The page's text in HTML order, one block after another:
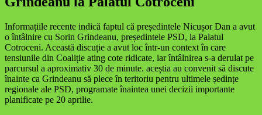
Informațiile recente indică faptul că președintele Nicușor Dan a avut
o întâlnire cu Sorin Grindeanu, președintele PSD, la Palatul
Cotroceni. Această discuție a avut loc într-un context în care
tensiunile din Coaliție ating cote ridicate, iar întâlnirea s-a derulat pe
parcursul a aproximativ 30 de minute. aceștia au convenit să discute
înainte ca Grindeanu să plece în teritoriu pentru ultimele ședințe
regionale ale PSD, programate înaintea unei decizii importante
planificate pe 20 aprilie.